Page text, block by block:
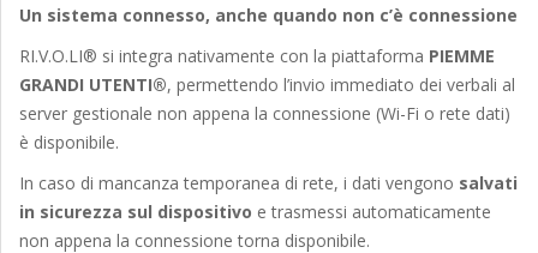
Un sistema connesso, anche quando non c’è connessione
RI.V.O.LI® si integra nativamente con la piattaforma PIEMME
GRANDI UTENTI®, permettendo l’invio immediato dei verbali al
server gestionale non appena la connessione (Wi-Fi o rete dati)
è disponibile.
In caso di mancanza temporanea di rete, i dati vengono salvati
in sicurezza sul dispositivo e trasmessi automaticamente
non appena la connessione torna disponibile.